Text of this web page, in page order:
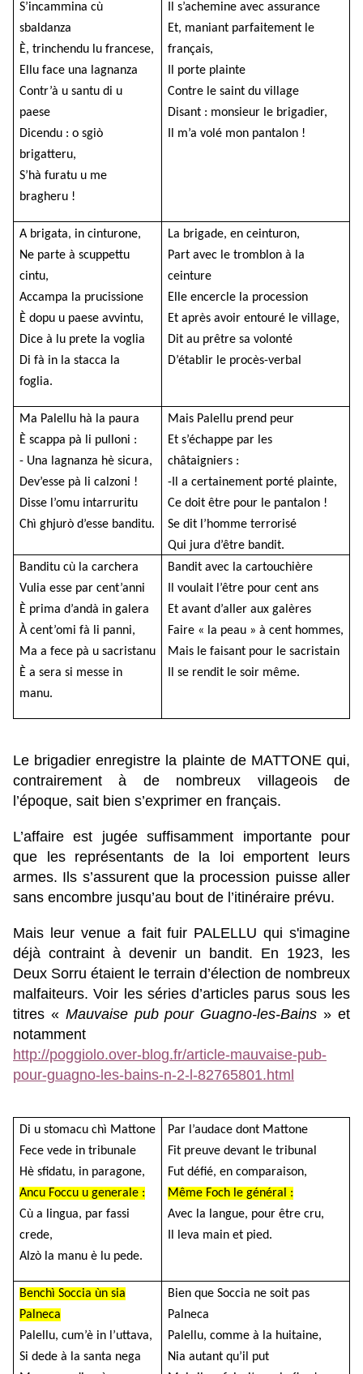
S’incammina cù
sbaldanza
È, trinchendu lu francese,
Ellu face una lagnanza
Contr’à u santu di u
paese
Dicendu : o sgiò
brigatteru,
S’hà furatu u me
bragheru !
Il s’achemine avec assurance
Et, maniant parfaitement le
français,
Il porte plainte
Contre le saint du village
Disant : monsieur le brigadier,
Il m’a volé mon pantalon !
A brigata, in cinturone,
Ne parte à scuppettu
cintu,
Accampa la prucissione
È dopu u paese avvintu,
Dice à lu prete la voglia
Di fà in la stacca la
foglia.
La brigade, en ceinturon,
Part avec le tromblon à la
ceinture
Elle encercle la procession
Et après avoir entouré le village,
Dit au prêtre sa volonté
D’établir le procès-verbal
Ma Palellu hà la paura
È scappa pà li pulloni :
- Una lagnanza hè sicura,
Dev’esse pà li calzoni !
Disse l’omu intarruritu
Chì ghjurò d’esse banditu.
Mais Palellu prend peur
Et s’échappe par les
châtaigniers :
-Il a certainement porté plainte,
Ce doit être pour le pantalon !
Se dit l’homme terrorisé
Qui jura d’être bandit.
Banditu cù la carchera
Vulia esse par cent’anni
È prima d’andà in galera
À cent’omi fà li panni,
Ma a fece pà u sacristanu
È a sera si messe in
manu.
Bandit avec la cartouchière
Il voulait l’être pour cent ans
Et avant d’aller aux galères
Faire « la peau » à cent hommes,
Mais le faisant pour le sacristain
Il se rendit le soir même.
Le brigadier enregistre la plainte de MATTONE qui,
contrairement à de nombreux villageois de
l’époque, sait bien s’exprimer en français.
L’affaire est jugée suffisamment importante pour
que les représentants de la loi emportent leurs
armes. Ils s’assurent que la procession puisse aller
sans encombre jusqu’au bout de l’itinéraire prévu.
Mais leur venue a fait fuir PALELLU qui s'imagine
déjà contraint à devenir un bandit. En 1923, les
Deux Sorru étaient le terrain d’élection de nombreux
malfaiteurs. Voir les séries d’articles parus sous les
titres « Mauvaise pub pour Guagno-les-Bains » et
notamment
http://poggiolo.over-blog.fr/article-mauvaise-pub-
pour-guagno-les-bains-n-2-l-82765801.html
Di u stomacu chì Mattone
Fece vede in tribunale
Hè sfidatu, in paragone,
Ancu Foccu u generale :
Cù a lingua, par fassi
crede,
Alzò la manu è lu pede.
Par l’audace dont Mattone
Fit preuve devant le tribunal
Fut défié, en comparaison,
Même Foch le général :
Avec la langue, pour être cru,
Il leva main et pied.
Benchì Soccia ùn sia
Palneca
Palellu, cum’è in l’uttava,
Si dede à la santa nega
Bien que Soccia ne soit pas
Palneca
Palellu, comme à la huitaine,
Nia autant qu’il put